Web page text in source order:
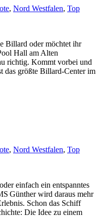
, Nord Westfalen, Top
Billard oder möchtet ihr
Hall am Alten
richtig. Kommt vorbei und
das größte Billard-Center im
, Nord Westfalen, Top
einfach ein entspanntes
Günther wird daraus mehr
Schon das Schiff
Die Idee zu einem